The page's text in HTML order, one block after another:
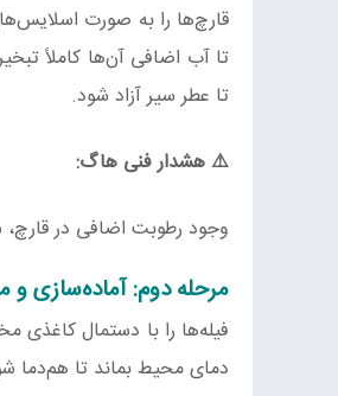
تا عطر سیر آزاد شود.
⚠️هشدار فنی هاگ:
وجود رطوبت اضافی در
مرحله دوم: آماده‌سازی و
دمای محیط بماند تا